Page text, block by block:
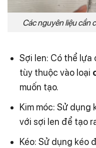
Các nguyên liệu cần
Sợi len: Có thể lựa
tùy thuộc vào loại
muốn tạo.
Kim móc: Sử dụng
với sợi len để tạo
Kéo: Sử dụng kéo